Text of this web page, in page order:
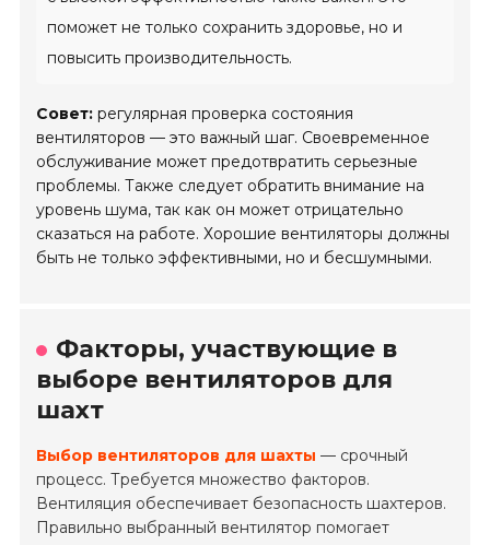
поможет не только сохранить здоровье, но и
повысить производительность.
Совет: регулярная проверка состояния
вентиляторов — это важный шаг. Своевременное
обслуживание может предотвратить серьезные
проблемы. Также следует обратить внимание на
уровень шума, так как он может отрицательно
сказаться на работе. Хорошие вентиляторы должны
быть не только эффективными, но и бесшумными.
Факторы, участвующие в
выборе вентиляторов для
шахт
Выбор вентиляторов для шахты — срочный
процесс. Требуется множество факторов.
Вентиляция обеспечивает безопасность шахтеров.
Правильно выбранный вентилятор помогает